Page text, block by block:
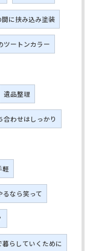
に挟み込み塗装
ツートンカラー
遺品整理
合わせはしっかり
軽
るなら笑って
らしていくために